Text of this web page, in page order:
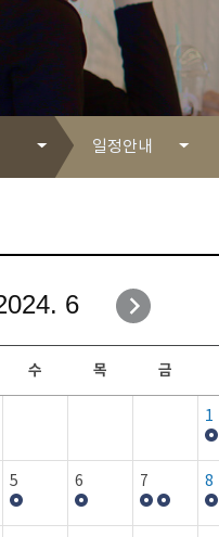
일정안내
자유게시판
일정안내
보도자료
행사갤러리
6
수 목 금
1
5 6 7 8